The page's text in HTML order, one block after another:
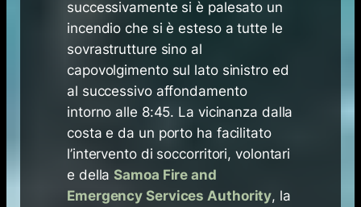
successivamente si è palesato un
incendio che si è esteso a tutte le
sovrastrutture sino al
capovolgimento sul lato sinistro ed
al successivo affondamento
intorno alle 8:45. La vicinanza dalla
costa e da un porto ha facilitato
l’intervento di soccorritori, volontari
e dellaSamoa Fire and
Emergency Services Authority, la